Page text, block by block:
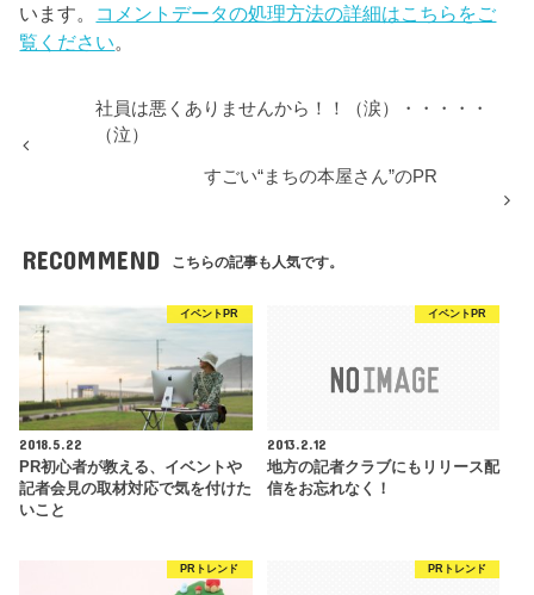
います。 コメントデータの処理方法の詳細はこちらをご
覧ください。
社員は悪くありませんから！！（涙）・・・・・
（泣）
すごい“まちの本屋さん”のPR
RECOMMEND こちらの記事も人気です。
イベントPR
2018.5.22
PR初心者が教える、イベントや
記者会見の取材対応で気を付けた
いこと
イベントPR
2013.2.12
地方の記者クラブにもリリース配
信をお忘れなく！
PRトレンド PRトレンド